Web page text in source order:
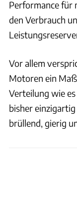
Performance für
den Verbrauch
Vor allem
Motoren ein
Verteilung wie
bisher
brüllend, gierig